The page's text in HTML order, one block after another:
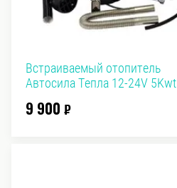
Встраиваемый отопитель
Автосила Тепла 12-24V 5Kwt
9 900 ₽